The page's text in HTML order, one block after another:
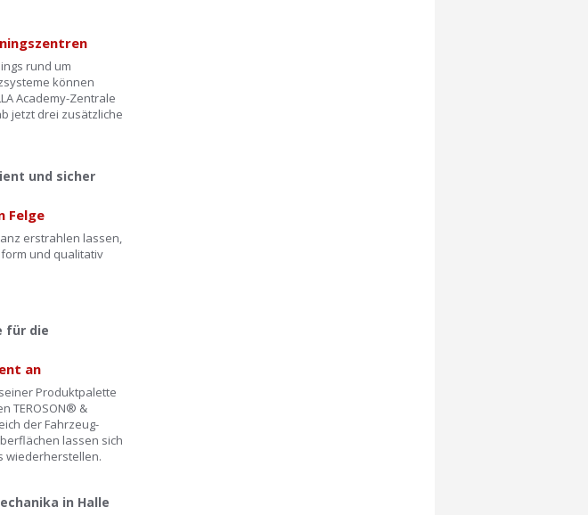
rund um
können
Academy-Zentrale
jetzt drei zusätzliche
und sicher
Felge
erstrahlen lassen,
und qualitativ
für die
an
Produktpalette
TEROSON® &
der Fahrzeug-
lassen sich
wiederherstellen.
in Halle